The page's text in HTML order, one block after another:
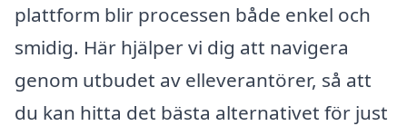
plattform blir processen både enkel och
smidig. Här hjälper vi dig att navigera
genom utbudet av elleverantörer, så att
du kan hitta det bästa alternativet för just